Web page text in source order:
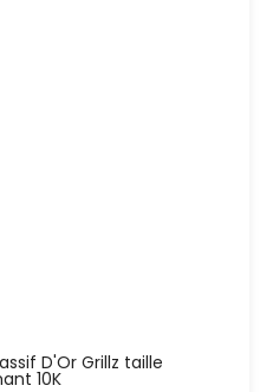
D'Or Grillz taille
10K